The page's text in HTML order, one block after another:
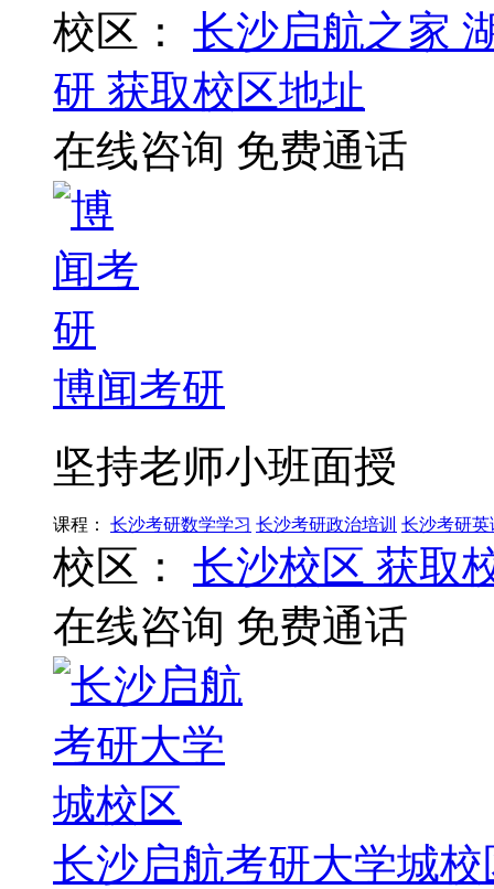
校区： 长沙启航之家
研 获取校区地址
在线咨询 免费通话
博闻考研
坚持老师小班面授
课程： 长沙考研数学学习 长沙考研政治培训 长沙考研英
校区： 长沙校区 获取
在线咨询 免费通话
长沙启航考研大学城校